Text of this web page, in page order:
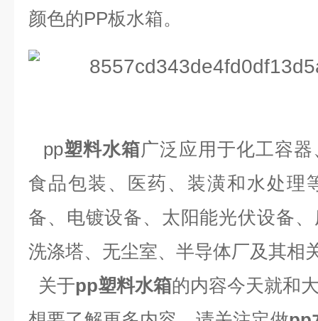
颜色的PP板水箱。
pp塑料水箱广泛应用于化工容
食品包装、医药、装潢和水处理
备、电镀设备、太阳能光伏设备
洗涤塔、无尘室、半导体厂及其相
关于pp塑料水箱的内容今天就和